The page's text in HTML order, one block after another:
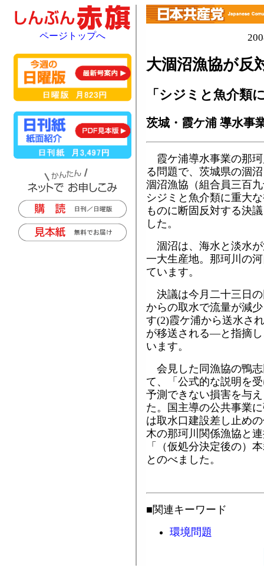
大涸沼漁協が反
「シジミと魚介類
茨城・霞ケ浦 導水事
霞ケ浦導水事業の那
る問題で、茨城県の涸
涸沼漁協（組合員三百
シジミと魚介類に重大
ものに断固反対する決
した。
涸沼は、海水と淡水
一大生産地。那珂川の
ています。
決議は今月二十三日
からの取水で流量が減
す(2)霞ケ浦から送水さ
が移送される―と指摘
います。
会見した同漁協の鴨
て、「公式的な説明を
予測できない損害を与
た。国主導の公共事業
は取水口建設差し止め
木の那珂川関係漁協と
「（仮処分決定後の）
とのべました。
■関連キーワード
環境問題
ページトップへ